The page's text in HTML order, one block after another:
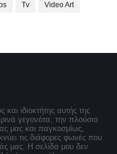
Tv Video Art
ιδιοκτήτης αυτής της
γεγονότα, την πλούσια
μας και παγκοσμίως,
τις διάφορες φωνές που
μας. Η σελίδα μου δεν